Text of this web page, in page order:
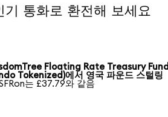
화로 환전해 보세요
Floating Rate Treasury Fund
Tokenized)에서 영국 파운드 스털링
는 £37.79와 같음